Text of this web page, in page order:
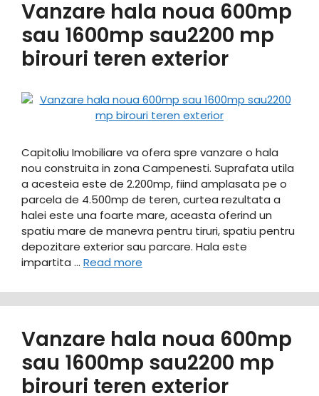
Vanzare hala noua 600mp
sau 1600mp sau2200 mp
birouri teren exterior
Capitoliu Imobiliare va ofera spre vanzare o hala
nou construita in zona Campenesti. Suprafata utila
a acesteia este de 2.200mp, fiind amplasata pe o
parcela de 4.500mp de teren, curtea rezultata a
halei este una foarte mare, aceasta oferind un
spatiu mare de manevra pentru tiruri, spatiu pentru
depozitare exterior sau parcare. Hala este
impartita … Read more
Vanzare hala noua 600mp
sau 1600mp sau2200 mp
birouri teren exterior